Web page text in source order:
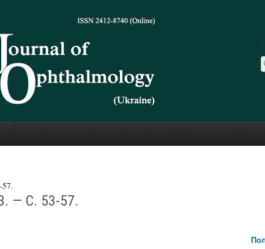
— С. 53-57.